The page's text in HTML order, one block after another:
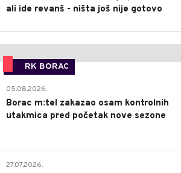
ali ide revanš - ništa još nije gotovo
RK BORAC
05.08.2026.
Borac m:tel zakazao osam kontrolnih
utakmica pred početak nove sezone
27.07.2026.